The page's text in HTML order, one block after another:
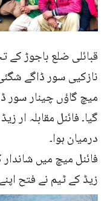
قبائلی ضلع باجوڑ
نازکیی سور ڈاگے
میچ گاؤں چینار سور
گیا۔ فائنل مقابلہ ار
درمیان ہوا۔
فائنل میچ میں
زیڈ کے ٹیم نے فتح